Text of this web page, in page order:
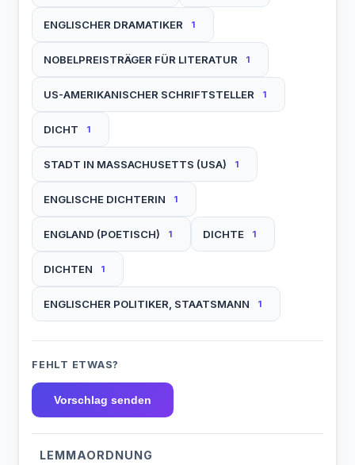
ENGLISCHER DRAMATIKER 1
NOBELPREISTRÄGER FÜR LITERATUR 1
US-AMERIKANISCHER SCHRIFTSTELLER 1
DICHT 1
STADT IN MASSACHUSETTS (USA) 1
ENGLISCHE DICHTERIN 1
ENGLAND (POETISCH) 1 DICHTE 1
DICHTEN 1
ENGLISCHER POLITIKER, STAATSMANN 1
FEHLT ETWAS?
Vorschlag senden
LEMMAORDNUNG